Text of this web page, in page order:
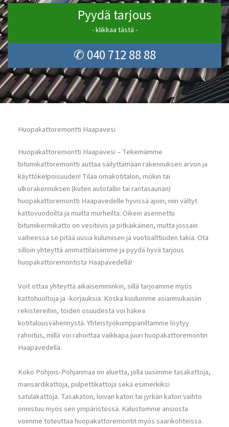
Pyydä tarjous
- klikkaa tästä -
✆ 040 712 88 88
Huopakattoremontti Haapavesi
Huopakattoremontti Haapavesi – Tekemämme
bitumikattoremontti auttaa säilyttämään rakennuksen arvon ja
käyttökelpoisuuden! Tilaa omakotitalon, mökin tai
ulkorakennuksen (kuten autotallin tai rantasaunan)
huopakattoremontti Haapavedelle hyvissä ajoin, niin vältyt
kattovuodoilta ja muilta murheilta. Oikein asennettu
bitumikermikatto on vesitiivis ja pitkäikäinen, mutta jossain
vaiheessa se pitää uusia kulumisen ja vuotoalttiuden takia. Ota
silloin yhteyttä ammattilaisiimme ja pyydä hyvä tarjous
huopakattoremontista Haapavedellä!
Voit ottaa yhteyttä aikaisemminkin, sillä tarjoamme myös
kattohuoltoja ja -korjauksia. Koska kuulumme asianmukaisiin
rekistereihin, töiden osuudesta voi hakea
kotitalousvähennystä. Yhteistyökumppaniltamme löytyy
rahoitus, millä voi rahoittaa vaikkapa juuri huopakattoremontin
Haapavedellä.
Koko Pohjois-Pohjanmaa on aluetta, jolla uusimme tasakattoja,
mansardikattoja, pulpettikattoja sekä esimerkiksi
satulakattoja. Tasakaton, loivan katon tai jyrkän katon vaihto
onnistuu myös sen ympäristössä. Kalustomme ansiosta
voimme toteuttaa huopakattoremontit myös saarikohteissa.